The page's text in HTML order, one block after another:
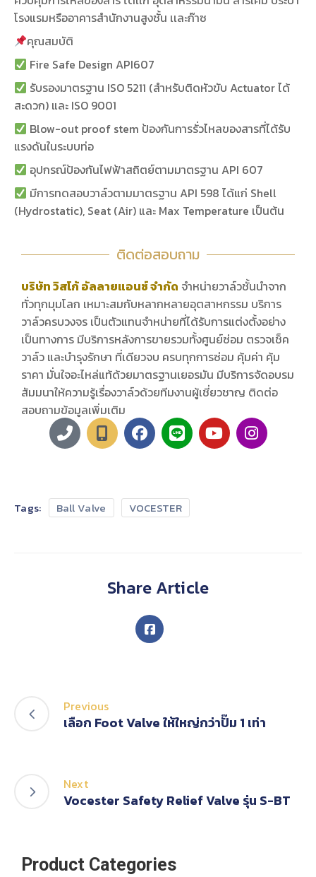
โรงแรมหรืออาคารสำนักงานสูงชั้น เเละก๊าซ
คุณสมบัติ
Fire Safe Design API607
รับรองมาตรฐาน ISO 5211 (สำหรับติดหัวขับ Actuator ได้
สะดวก) และ ISO 9001
Blow-out proof stem ป้องกันการรั่วไหลของสารที่ได้รับ
แรงดันในระบบท่อ
อุปกรณ์ป้องกันไฟฟ้าสถิตย์ตามมาตรฐาน API 607
มีการทดสอบวาล์วตามมาตรฐาน API 598 ได้แก่ Shell
(Hydrostatic), Seat (Air) และ Max Temperature เป็นต้น
ติดต่อสอบถาม
บริษัท วิสโก้ อัลลายแอนซ์ จำกัด จำหน่ายวาล์วชั้นนำจาก
ทั่วทุกมุมโลก เหมาะสมกับหลากหลายอุตสาหกรรม บริการ
วาล์วครบวงจร เป็นตัวแทนจำหน่ายที่ได้รับการแต่งตั้งอย่าง
เป็นทางการ มีบริการหลังการขายรวมทั้งศูนย์ซ่อม ตรวจเช็ค
วาล์ว และบำรุงรักษา ที่เดียวจบ ครบทุกการซ่อม คุ้มค่า คุ้ม
ราคา มั่นใจอะไหล่แท้ด้วยมาตรฐานเยอรมัน มีบริการจัดอบรม
สัมมนาให้ความรู้เรื่องวาล์วด้วยทีมงานผู้เชี่ยวชาญ ติดต่อ
สอบถามข้อมูลเพิ่มเติม
Tags: Ball Valve VOCESTER
Share Article
Previous
เลือก Foot Valve ให้ใหญ่กว่าปั๊ม 1 เท่า
Next
Vocester Safety Relief Valve รุ่น S-BT
Product Categories